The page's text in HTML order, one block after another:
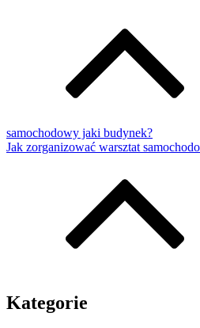
samochodowy jaki budynek?
Jak zorganizować warsztat
Kategorie